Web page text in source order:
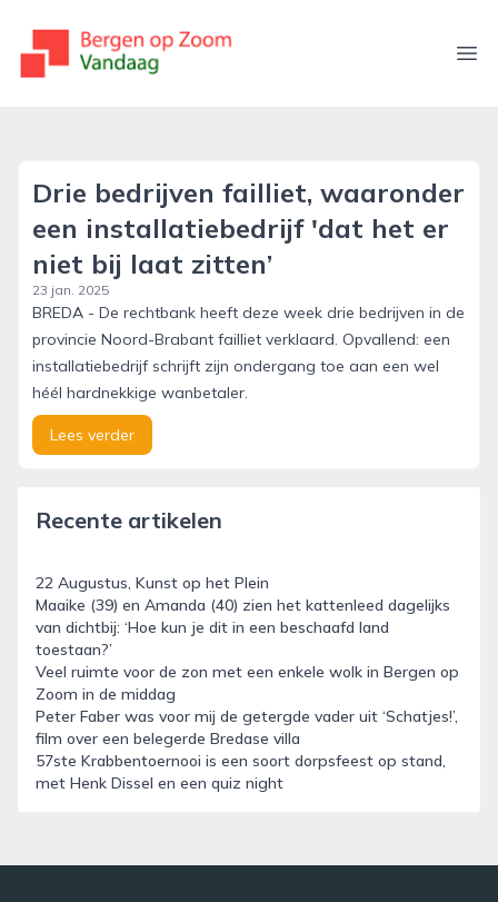
bergenopzoomvandaag.nl
Drie bedrijven failliet, waaronder
een installatiebedrijf 'dat het er
niet bij laat zitten’
23 jan. 2025
BREDA - De rechtbank heeft deze week drie bedrijven in de
provincie Noord-Brabant failliet verklaard. Opvallend: een
installatiebedrijf schrijft zijn ondergang toe aan een wel
héél hardnekkige wanbetaler.
Lees verder
Recente artikelen
22 Augustus, Kunst op het Plein
Maaike (39) en Amanda (40) zien het kattenleed dagelijks
van dichtbij: ‘Hoe kun je dit in een beschaafd land
toestaan?’
Veel ruimte voor de zon met een enkele wolk in Bergen op
Zoom in de middag
Peter Faber was voor mij de getergde vader uit ‘Schatjes!’,
film over een belegerde Bredase villa
57ste Krabbentoernooi is een soort dorpsfeest op stand,
met Henk Dissel en een quiz night